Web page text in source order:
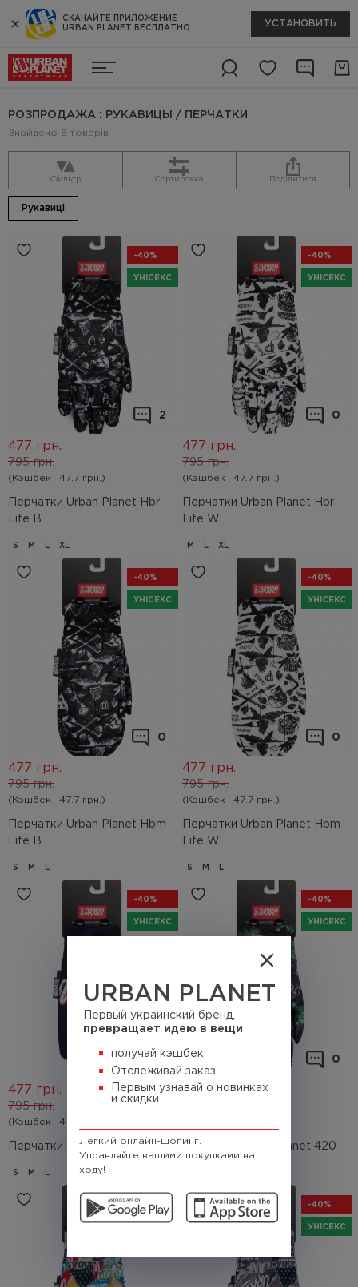
СКАЧАЙТЕ ПРИЛОЖЕНИЕ
URBAN PLANET БЕСПЛАТНО
УСТАНОВИТЬ
URBAN PLANET
Первый украинский бренд,
превращает идею в вещи
получай кэшбек
Отслеживай заказ
Первым узнавай о новинках
и скидки
Легкий онлайн-шопинг.
Управляйте вашими покупками на
ходу!
РОЗПРОДАЖА : РУКАВИЦЫ / ПЕРЧАТКИ
Знайдено 8 товарів
Фильтр Сортировка Поділитися
Рукавиці
-40%
УНІСЕКС
2
Перчатки Urban Planet Hbr
Life B
795 грн.
477 грн.
(Кэшбек 47.7 грн.)
S M L XL
-40%
УНІСЕКС
0
Перчатки Urban Planet Hbr
Life W
795 грн.
477 грн.
(Кэшбек 47.7 грн.)
M L XL
-40%
УНІСЕКС
0
Перчатки Urban Planet Hbm
Life B
795 грн.
477 грн.
(Кэшбек 47.7 грн.)
S M L
-40%
УНІСЕКС
0
Перчатки Urban Planet Hbm
Life W
795 грн.
477 грн.
(Кэшбек 47.7 грн.)
S M L
-40%
УНІСЕКС
1
Перчатки Urban Planet Fn Clr
795 грн.
477 грн.
(Кэшбек 47.7 грн.)
S M L
-40%
УНІСЕКС
0
Перчатки Urban Planet 420
477 грн.
-40% -40%
УНІСЕКС